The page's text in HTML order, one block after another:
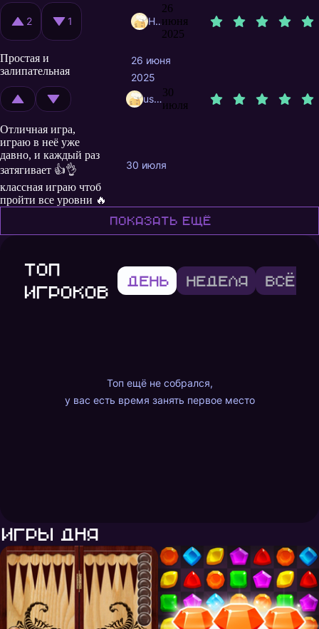
2 1 Hamsterello
26
июня
2025
Простая и
залипательная
26 июня
2025
user11580516
30
июля
Отличная игра,
играю в неё уже
давно, и каждый раз
затягивает 👍👌
классная играю чтоб
пройти все уровни 🔥
30 июля
Показать ещё
Топ
игроков
День Неделя Всё
Топ ещё не собрался,
у вас есть время занять первое место
Игры дня